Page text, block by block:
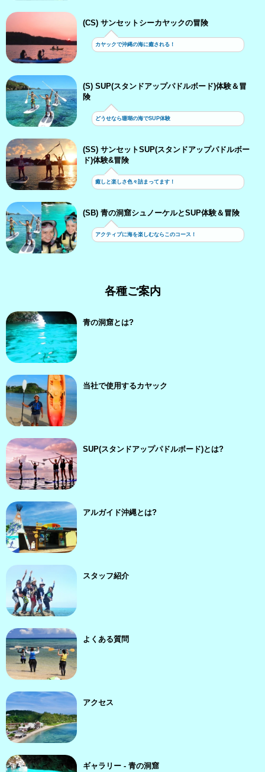
(CS) サンセットシーカヤックの冒険
カヤックで沖縄の海に癒される！
(S) SUP(スタンドアップパドルボード)体験＆冒
険
どうせなら珊瑚の海でSUP体験
(SS) サンセットSUP(スタンドアップパドルボー
ド)体験&冒険
癒しと楽しさ色々詰まってます！
(SB) 青の洞窟シュノーケルとSUP体験＆冒険
アクティブに海を楽しむならこのコース！
各種ご案内
青の洞窟とは?
当社で使用するカヤック
SUP(スタンドアップパドルボード)とは?
アルガイド沖縄とは?
スタッフ紹介
よくある質問
アクセス
ギャラリー - 青の洞窟